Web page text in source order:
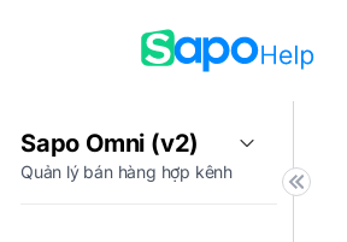
Sapo Omni (v2)
Quản lý bán hàng hợp kênh